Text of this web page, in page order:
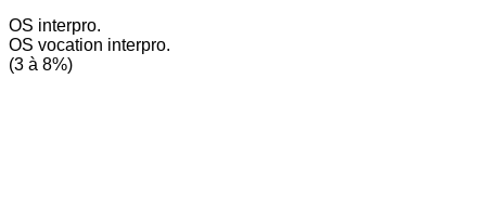
OS interpro.
OS vocation interpro.
(3 à 8%)